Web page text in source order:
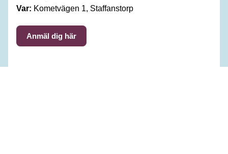
Var: Kometvägen 1, Staffanstorp
Anmäl dig här